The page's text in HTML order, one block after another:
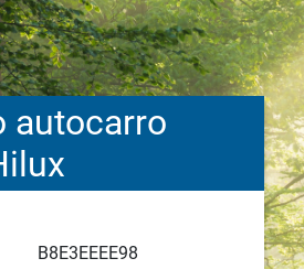
autocarro
B8E3EEEE98